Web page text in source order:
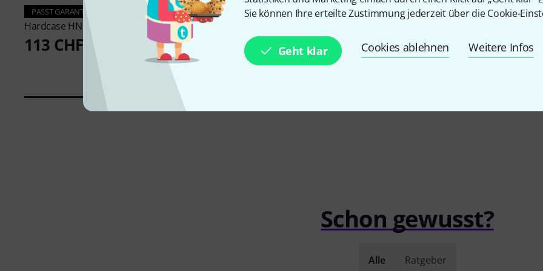
Sie können Ihre erteilte Zustimmung jederzeit über die Cookie-
Geht klar Cookies ablehnen Weitere Infos
PASST GARANTIERT
Hardcase HN12T Tom Case
113 CHF
PASST GARANTIERT
Ahead12"x08" Tom Tom Armor
Case
48 CHF
PASST GARANTIERT
25 CHF
Gretsch
Renown
280 CHF
Schon gewusst?
Alle Ratgeber